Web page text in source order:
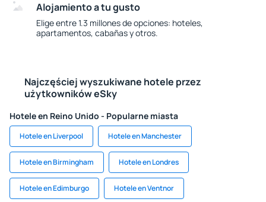
Alojamiento a tu gusto
Elige entre 1.3 millones de opciones: hoteles,
apartamentos, cabañas y otros.
Najczęściej wyszukiwane hotele przez
użytkowników eSky
Hotele en Reino Unido - Popularne miasta
Hotele en Liverpool Hotele en Manchester
Hotele en Birmingham Hotele en Londres
Hotele en Edimburgo Hotele en Ventnor